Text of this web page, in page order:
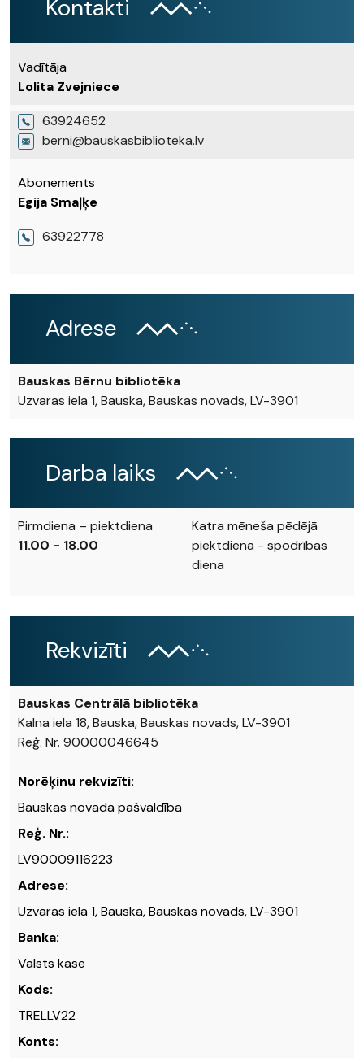
Kontakti
Vadītāja
Lolita Zvejniece
63924652
berni@bauskasbiblioteka.lv
Abonements
Egija Smaļķe
63922778
Adrese
Bauskas Bērnu bibliotēka
Uzvaras iela 1, Bauska, Bauskas novads, LV-3901
Darba laiks
Pirmdiena – piektdiena
11.00 - 18.00
Katra mēneša pēdējā
piektdiena - spodrības
diena
Rekvizīti
Bauskas Centrālā bibliotēka
Kalna iela 18, Bauska, Bauskas novads, LV-3901
Reģ. Nr. 90000046645
Norēķinu rekvizīti:
Bauskas novada pašvaldība
Reģ. Nr.:
LV90009116223
Adrese:
Uzvaras iela 1, Bauska, Bauskas novads, LV-3901
Banka:
Valsts kase
Kods:
TRELLV22
Konts: